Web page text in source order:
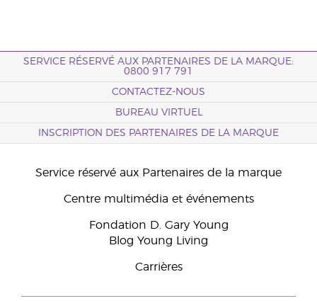
SERVICE RÉSERVÉ AUX PARTENAIRES DE LA MARQUE:
0800 917 791
CONTACTEZ-NOUS
BUREAU VIRTUEL
INSCRIPTION DES PARTENAIRES DE LA MARQUE
Service réservé aux Partenaires de la marque
Centre multimédia et événements
Fondation D. Gary Young
Blog Young Living
Carrières